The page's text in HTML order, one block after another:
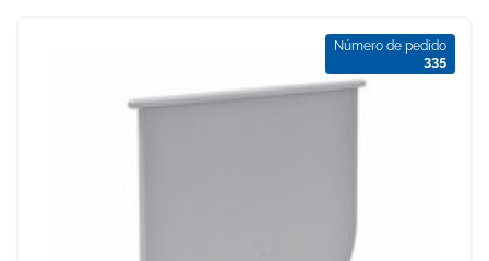
Número de pedido
335